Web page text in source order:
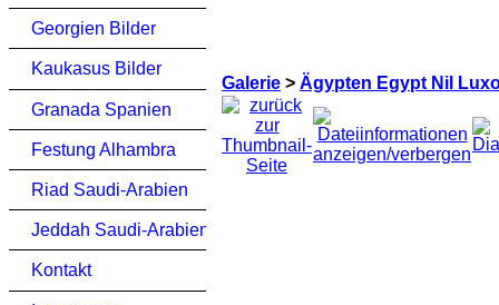
Georgien Bilder
Kaukasus Bilder
Granada Spanien
Festung Alhambra
Riad Saudi-Arabien
Jeddah Saudi-Arabien
Kontakt
Galerie > Ägypten Egypt Nil